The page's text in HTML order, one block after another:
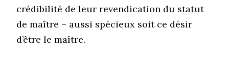
crédibilité de leur revendication du statut
de maître – aussi spécieux soit ce désir
d’être le maître.